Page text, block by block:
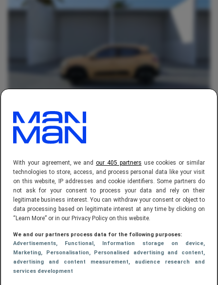
With your agreement, we andour 405 partners use cookies or similar
technologies to store, access, and process personal data like your visit
on this website, IP addresses and cookie identifiers. Some partners do
not ask for your consent to process your data and rely on their
legitimate business interest. You can withdraw your consent or object to
data processing based on legitimate interest at any time by clicking on
“Learn More” or in our Privacy Policy on this website.
We and our partners process data for the following purposes:
Advertisements, Functional, Information storage on device,
Marketing, Personalisation, Personalised advertising and content,
advertising and content measurement, audience research and
services development
Dit is de goedkoopste nieuwe auto,
en hij is elektrisch (€ 18.900,-)
AUTOMOTIVE